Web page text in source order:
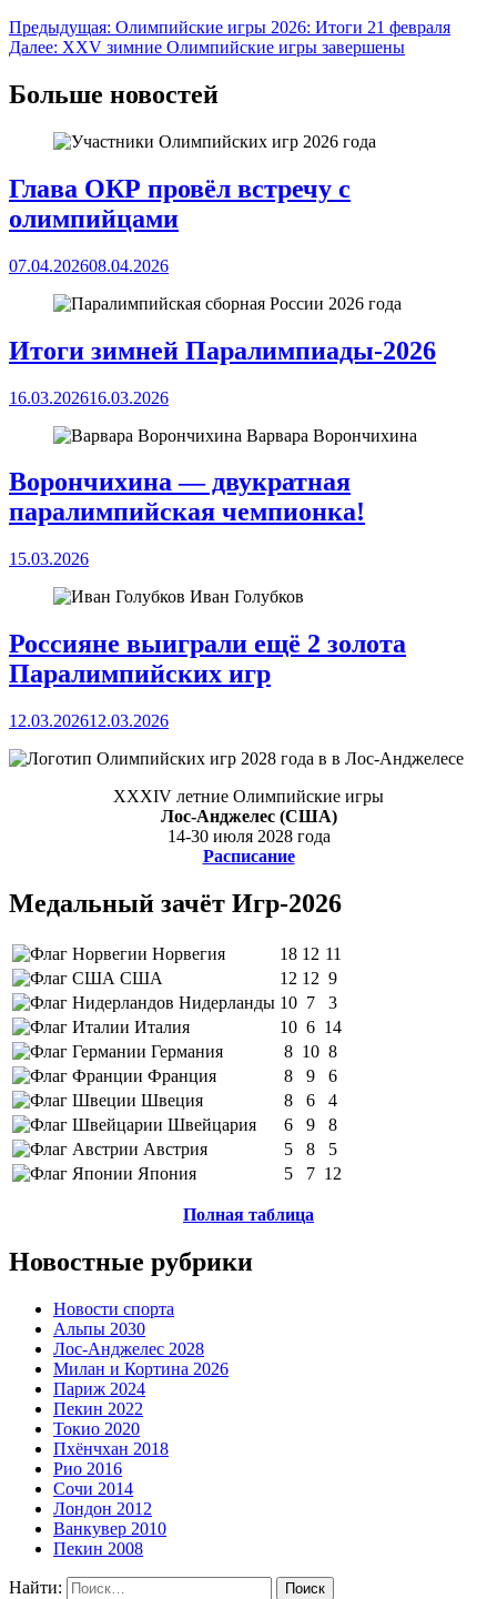
Предыдущая: Олимпийские игры 2026: Итоги 21 февраля
Далее: XXV зимние Олимпийские игры завершены
Больше новостей
Глава ОКР провёл встречу с
олимпийцами
07.04.202608.04.2026
Итоги зимней Паралимпиады-2026
16.03.202616.03.2026
Варвара Ворончихина
Ворончихина — двукратная
паралимпийская чемпионка!
15.03.2026
Иван Голубков
Россияне выиграли ещё 2 золота
Паралимпийских игр
12.03.202612.03.2026
XXXIV летние Олимпийские игры
Лос-Анджелес (США)
14-30 июля 2028 года
Расписание
Медальный зачёт Игр-2026
Норвегия 18 12 11
США
12 12 9
Нидерланды 10 7
3
Италия
10 6 14
Германия
8 10 8
Франция
8 9
6
Швеция
8 6
4
Швейцария
6 9
8
Австрия
5 8
5
Япония
5 7 12
Полная таблица
Новостные рубрики
Новости спорта
Альпы 2030
Лос-Анджелес 2028
Милан и Кортина 2026
Париж 2024
Пекин 2022
Токио 2020
Пхёнчхан 2018
Рио 2016
Сочи 2014
Лондон 2012
Ванкувер 2010
Пекин 2008
Найти: